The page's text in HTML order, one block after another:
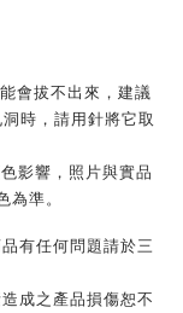
會拔不出來，建議
時，請用針將它取
影響，照片與實品
為準。
有任何問題請於三
成之產品損傷恕不